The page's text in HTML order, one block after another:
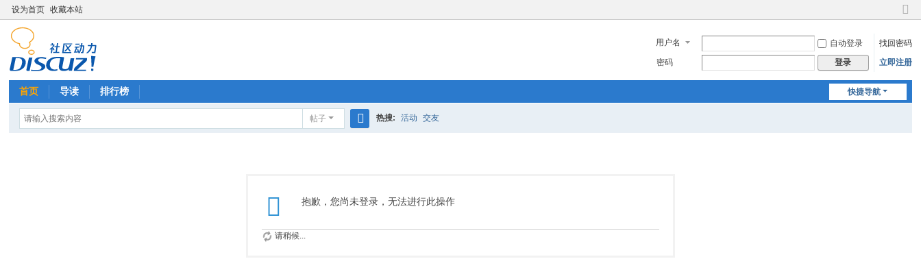
设为首页 收藏本站
切
到
窄
用户名 自动登录
找回密码
密码
登录 立即注册
快捷导航
首页 导读 排行榜
帖子 热搜: 活动 交友
抱歉，您尚未登录，无法进行此操作
请稍候...